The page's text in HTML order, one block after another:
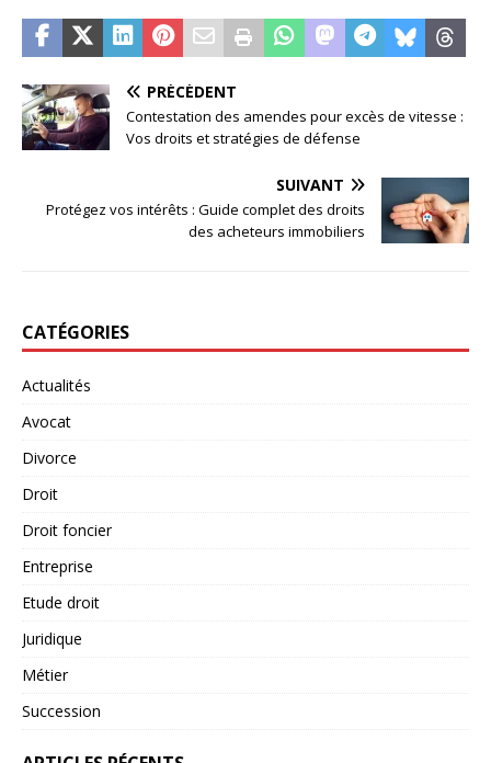
PRÉCÉDENT
Contestation des amendes pour excès de vitesse :
Vos droits et stratégies de défense
SUIVANT
Protégez vos intérêts : Guide complet des droits
des acheteurs immobiliers
CATÉGORIES
Actualités
Avocat
Divorce
Droit
Droit foncier
Entreprise
Etude droit
Juridique
Métier
Succession